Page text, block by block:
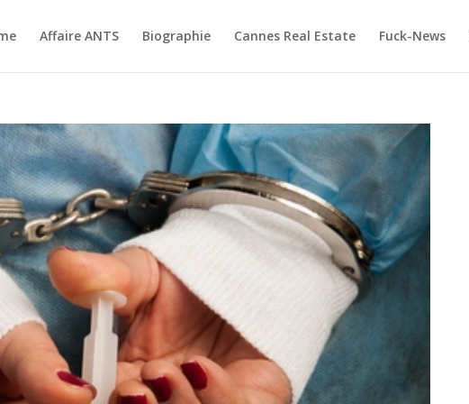
Affaire ANTS Biographie Cannes Real Estate Fuck-News